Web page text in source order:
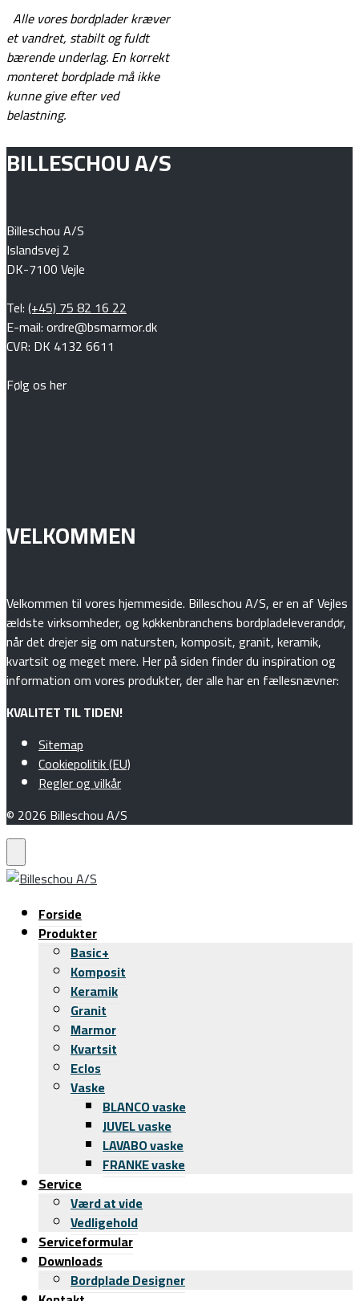
Alle vores bordplader kræver
et vandret, stabilt og fuldt
bærende underlag.En korrekt
monteret bordplade må ikke
kunne give efter ved
belastning.
BILLESCHOU A/S
Billeschou A/S
Islandsvej 2
DK-7100 Vejle
Tel:(+45) 75 82 16 22
E-mail: ordre@bsmarmor.dk
CVR: DK 4132 6611
Følg os her
VELKOMMEN
Velkommen til vores hjemmeside. Billeschou A/S, er en af Vejles
ældste virksomheder, og køkkenbranchens bordpladeleverandør,
når det drejer sig om natursten, komposit, granit, keramik,
kvartsit og meget mere. Her på siden finder du inspiration og
information om vores produkter, der alle har en fællesnævner:
KVALITET TIL TIDEN!
Sitemap
Cookiepolitik (EU)
Regler og vilkår
© 2026 Billeschou A/S
Forside
Produkter
Basic+
Komposit
Keramik
Granit
Marmor
Kvartsit
Eclos
Vaske
BLANCO vaske
JUVEL vaske
LAVABO vaske
FRANKE vaske
Service
Værd at vide
Vedligehold
Serviceformular
Downloads
Bordplade Designer